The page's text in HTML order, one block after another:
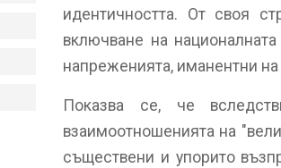
идентичността. От своя
включване на
напреженията, иманентни
Показва се, че
взаимоотношенията на
съществени и упорито